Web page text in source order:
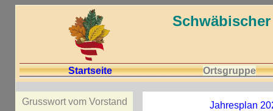
Startseite Ortsgruppe
Grusswort vom Vorstand
Jahresplan